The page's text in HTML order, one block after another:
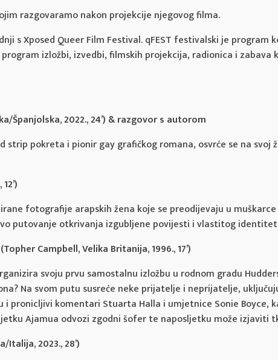
razgovaramo nakon projekcije njegovog filma.
s Xposed Queer Film Festival. qFEST festivalski je
izložbi, izvedbi, filmskih projekcija, radionica i
Španjolska, 2022., 24’) & razgovor s autorom
pokreta i pionir gay grafičkog romana, osvrće se na svoj
fotografije arapskih žena koje se preodijevaju u
putovanje otkrivanja izgubljene povijesti i vlastitog
Campbell, Velika Britanija, 1996., 17’)
svoju prvu samostalnu izložbu u rodnom gradu
Na svom putu susreće neke prijatelje i neprijatelje,
i pronicljivi komentari Stuarta Halla i umjetnice Sonie Boyce,
Ajamua odvozi zgodni šofer te naposljetku može izjaviti
2023., 28’)